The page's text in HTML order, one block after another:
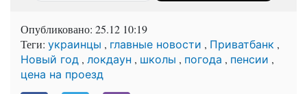
Опубликовано: 25.12 10:19
Теги: украинцы , главные новости , Приватбанк ,
Новый год , локдаун , школы , погода , пенсии ,
цена на проезд